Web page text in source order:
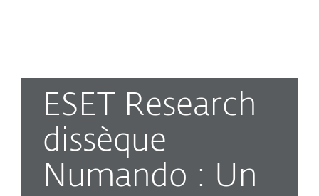
ESET Research
dissèque
Numando : Un